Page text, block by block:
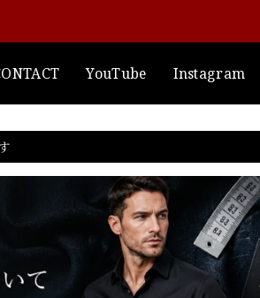
YouTube Instagram